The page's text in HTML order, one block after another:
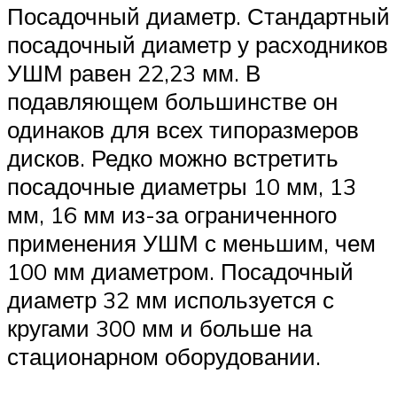
Посадочный диаметр. Стандартный
посадочный диаметр у расходников
УШМ равен 22,23 мм. В
подавляющем большинстве он
одинаков для всех типоразмеров
дисков. Редко можно встретить
посадочные диаметры 10 мм, 13
мм, 16 мм из-за ограниченного
применения УШМ с меньшим, чем
100 мм диаметром. Посадочный
диаметр 32 мм используется с
кругами 300 мм и больше на
стационарном оборудовании.